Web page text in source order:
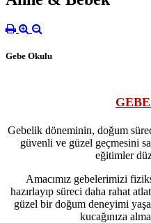
Gebe Okulu
Gebelik döneminin, doğum
güvenli ve güzel geçmesini
eğitimler
Amacımız gebelerimizi
hazırlayıp süreci daha rahat
güzel bir doğum deneyimi
kucağınıza